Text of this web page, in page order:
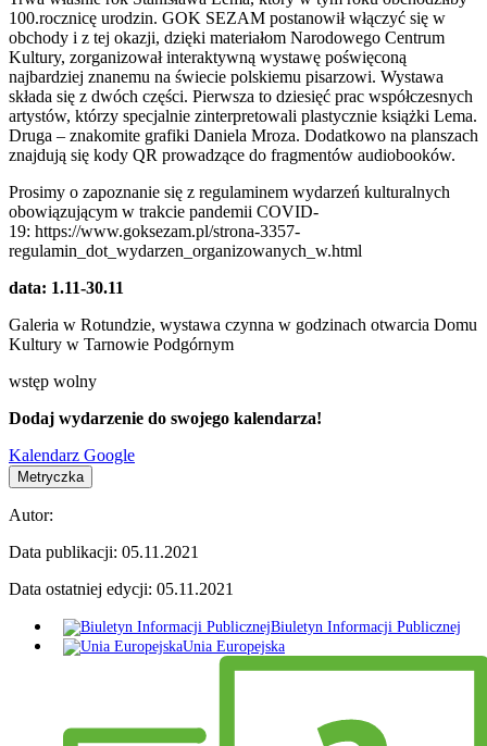
100.rocznicę urodzin. GOK SEZAM postanowił włączyć się w
obchody i z tej okazji, dzięki materiałom Narodowego Centrum
Kultury, zorganizował interaktywną wystawę poświęconą
najbardziej znanemu na świecie polskiemu pisarzowi. Wystawa
składa się z dwóch części. Pierwsza to dziesięć prac współczesnych
artystów, którzy specjalnie zinterpretowali plastycznie książki Lema.
Druga – znakomite grafiki Daniela Mroza. Dodatkowo na planszach
znajdują się kody QR prowadzące do fragmentów audiobooków.
Prosimy o zapoznanie się z regulaminem wydarzeń kulturalnych
obowiązującym w trakcie pandemii COVID-
19: https://www.goksezam.pl/strona-3357-
regulamin_dot_wydarzen_organizowanych_w.html
data: 1.11-30.11
Galeria w Rotundzie, wystawa czynna w godzinach otwarcia Domu
Kultury w Tarnowie Podgórnym
wstęp wolny
Dodaj wydarzenie do swojego kalendarza!
Kalendarz Google
Metryczka
Autor:
Data publikacji: 05.11.2021
Data ostatniej edycji: 05.11.2021
Biuletyn Informacji Publicznej
Unia Europejska